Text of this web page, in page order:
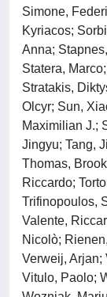
Simone,
Kyriacos;
Anna;
Statera,
Stratakis,
Olcyr; Sun,
Maximilian J.;
Jingyu; Tang,
Thomas,
Riccardo;
Trifinopoulos,
Valente,
Nicolò;
Verweij, Arjan;
Vitulo, Paolo;